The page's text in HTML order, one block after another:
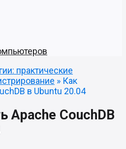
практические
» Как
в Ubuntu 20.04
Apache CouchDB